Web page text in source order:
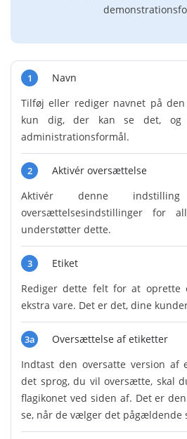
1
Navn
Tilføj eller rediger navnet på
kun dig, der kan se det,
administrationsformål.
2
Aktivér oversættelse
Aktivér denne
oversættelsesindstillinger for
understøtter dette.
3
Etiket
Rediger dette felt for at oprette
ekstra vare. Det er det, dine
3a
Oversættelse af etiketter
Indtast den oversatte version af
det sprog, du vil oversætte, skal
flagikonet ved siden af. Det er
se, når de vælger det pågældende